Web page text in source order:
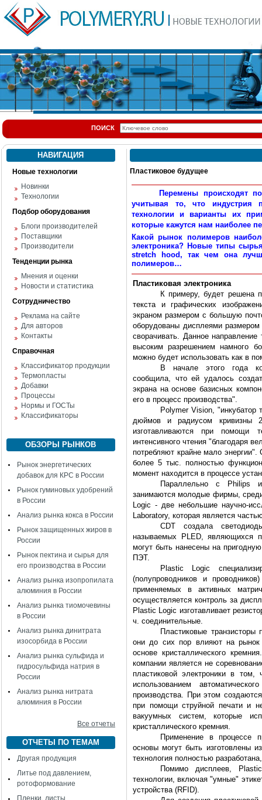
ПОИСК
НАВИГАЦИЯ
Новые технологии
Новинки
Технологии
Подбор оборудования
Блоги производителей
Поставщики
Производители
Тенденции рынка
Мнения и оценки
Новости и статистика
Сотрудничество
Реклама на сайте
Для авторов
Контакты
Справочная
Классификатор продукции
Термопласты
Добавки
Процессы
Нормы и ГОСТы
Классификаторы
ОБЗОРЫ РЫНКОВ
Рынок энергетических
добавок для КРС в России
Рынок гуминовых удобрений
в России
Анализ рынка кокса в России
Рынок защищенных жиров в
России
Рынок пектина и сырья для
его производства в России
Анализ рынка изопропилата
алюминия в России
Анализ рынка тиомочевины
в России
Анализ рынка динитрата
изосорбида в России
Анализ рынка сульфида и
гидросульфида натрия в
России
Анализ рынка нитрата
алюминия в России
Все отчеты
ОТЧЕТЫ ПО ТЕМАМ
Другая продукция
Литье под давлением,
ротоформование
Пленки, листы
Пластиковое будущее
Перемены происходят
учитывая то, что индустрия
технологии и варианты их
которые кажутся нам наиболее
Какой рынок полимеров
электроника? Новые типы
stretch hood, так чем она
полимеров…
Пластиковая электроника
К примеру, будет решена
текста и графических
экраном размером с большую
оборудованы дисплеями
сворачивать. Данное
высоким разрешением намного
можно будет использовать как в
В начале этого года
сообщила, что ей удалось
экрана на основе базисных
его в процесс производства".
Polymer Vision, "инкубатор
дюймов и радиусом кривизны
изготавливаются при помощи
интенсивного чтения "благодаря
потребляют крайне мало
более 5 тыс. полностью
момент находится в процессе
Параллельно с Philips
занимаются молодые фирмы,
Logic - две небольшие научно-
Laboratory, которая является
CDT создала
называемых PLED, являющихся
могут быть нанесены на
ПЭТ.
Plastic Logic
(полупроводников и
применяемых в активных
осуществляется контроль за
Plastic Logic изготавливает
ч. соединительные.
Пластиковые
они до сих пор влияют на
основе кристаллического
компании является не
пластиковой электроники в
использованием
производства. При этом
при помощи струйной печати и
вакуумных систем, которые
кристаллического кремния.
Применение в процессе
основы могут быть изготовлены
технология полностью
Помимо дисплеев,
технологии, включая "умные"
устройства (RFID).